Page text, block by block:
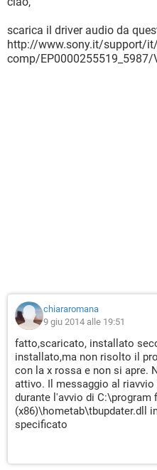
scarica il driver audio da
http://www.sony.it/support/
comp/EP0000255519_5987/
chiararomana
9 giu 2014 alle 19:51
fatto,scaricato, installato
installato,ma non risolto il
con la x rossa e non si apre.
attivo. Il messaggio al
durante l'avvio di C:\program
(x86)\hometab\tbupdater.dll
specificato